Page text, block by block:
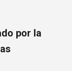
por la